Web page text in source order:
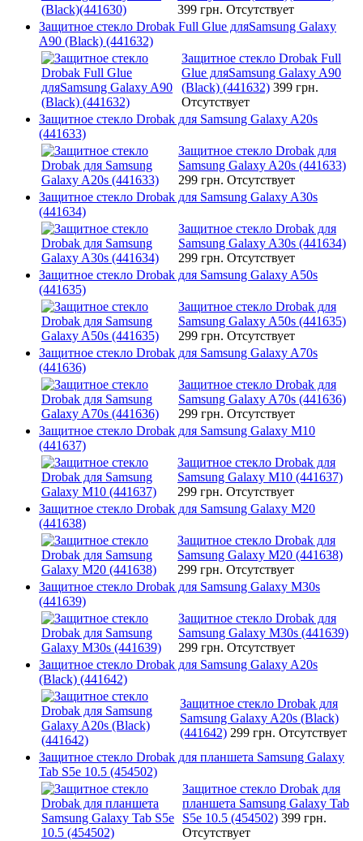
399 грн. Отсутствует
Защитное стекло Drobak Full Glue дляSamsung Galaxy
A90 (Black) (441632)
Защитное стекло Drobak Full
Glue дляSamsung Galaxy A90
(Black) (441632) 399 грн.
Отсутствует
Защитное стекло Drobak для Samsung Galaxy A20s
(441633)
Защитное стекло Drobak для
Samsung Galaxy A20s (441633)
299 грн. Отсутствует
Защитное стекло Drobak для Samsung Galaxy A30s
(441634)
Защитное стекло Drobak для
Samsung Galaxy A30s (441634)
299 грн. Отсутствует
Защитное стекло Drobak для Samsung Galaxy A50s
(441635)
Защитное стекло Drobak для
Samsung Galaxy A50s (441635)
299 грн. Отсутствует
Защитное стекло Drobak для Samsung Galaxy A70s
(441636)
Защитное стекло Drobak для
Samsung Galaxy A70s (441636)
299 грн. Отсутствует
Защитное стекло Drobak для Samsung Galaxy M10
(441637)
Защитное стекло Drobak для
Samsung Galaxy M10 (441637)
299 грн. Отсутствует
Защитное стекло Drobak для Samsung Galaxy M20
(441638)
Защитное стекло Drobak для
Samsung Galaxy M20 (441638)
299 грн. Отсутствует
Защитное стекло Drobak для Samsung Galaxy M30s
(441639)
Защитное стекло Drobak для
Samsung Galaxy M30s (441639)
299 грн. Отсутствует
Защитное стекло Drobak для Samsung Galaxy A20s
(Black) (441642)
Защитное стекло Drobak для
Samsung Galaxy A20s (Black)
(441642) 299 грн. Отсутствует
Защитное стекло Drobak для планшета Samsung Galaxy
Tab S5e 10.5 (454502)
Защитное стекло Drobak для
планшета Samsung Galaxy Tab
S5e 10.5 (454502) 399 грн.
Отсутствует